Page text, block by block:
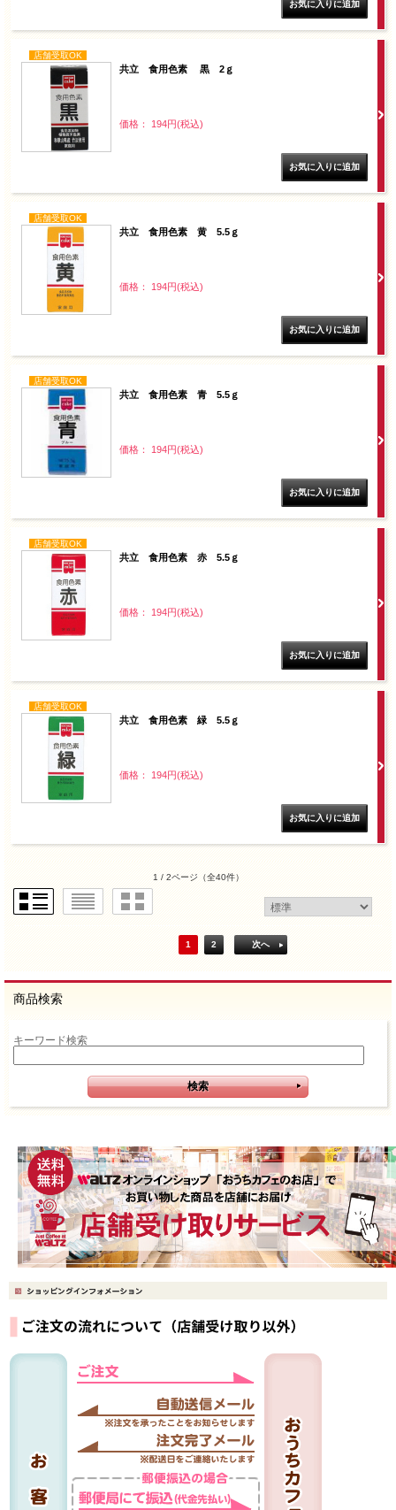
店舗受取OK
共立 食用色素 黒 2ｇ
価格： 194円(税込)
店舗受取OK
共立 食用色素 黄 5.5ｇ
価格： 194円(税込)
店舗受取OK
共立 食用色素 青 5.5ｇ
価格： 194円(税込)
店舗受取OK
共立 食用色素 赤 5.5ｇ
価格： 194円(税込)
店舗受取OK
共立 食用色素 緑 5.5ｇ
価格： 194円(税込)
1 / 2ページ （全40件）
1 2 次へ
商品検索
キーワード検索